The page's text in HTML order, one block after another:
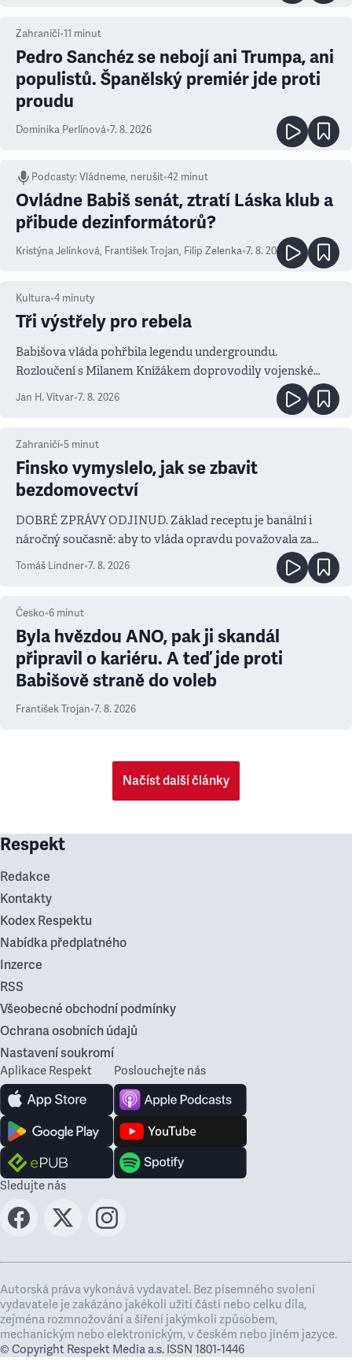
Zahraničí•11 minut
Pedro Sanchéz se nebojí ani Trumpa, ani
populistů. Španělský premiér jde proti
proudu
Dominika Perlínová•7. 8. 2026
Podcasty:Vládneme, nerušit•42 minut
Ovládne Babiš senát, ztratí Láska klub a
přibude dezinformátorů?
Kristýna Jelínková, František Trojan, Filip Zelenka•7. 8. 2026
Kultura•4 minuty
Tři výstřely pro rebela
Babišova vláda pohřbila legendu undergroundu.
Rozloučení s Milanem Knížákem doprovodily vojenské
salvy i kritika pokrokářů
Jan H. Vitvar•7. 8. 2026
Zahraničí•5 minut
Finsko vymyslelo, jak se zbavit
bezdomovectví
DOBRÉ ZPRÁVY ODJINUD. Základ receptu je banální i
náročný současně: aby to vláda opravdu považovala za
prioritu
Tomáš Lindner•7. 8. 2026
Česko•6 minut
Byla hvězdou ANO, pak ji skandál
připravil o kariéru. A teď jde proti
Babišově straně do voleb
František Trojan•7. 8. 2026
Načíst další články
Respekt
Redakce
Kontakty
Kodex Respektu
Nabídka předplatného
Inzerce
RSS
Všeobecné obchodní podmínky
Ochrana osobních údajů
Nastavení soukromí
Aplikace Respekt Poslouchejte nás
Sledujte nás
Autorská práva vykonává vydavatel. Bez písemného svolení
vydavatele je zakázáno jakékoli užití částí nebo celku díla,
zejména rozmnožování a šíření jakýmkoli způsobem,
mechanickým nebo elektronickým, v českém nebo jiném jazyce.
© Copyright Respekt Media a.s. ISSN 1801-1446